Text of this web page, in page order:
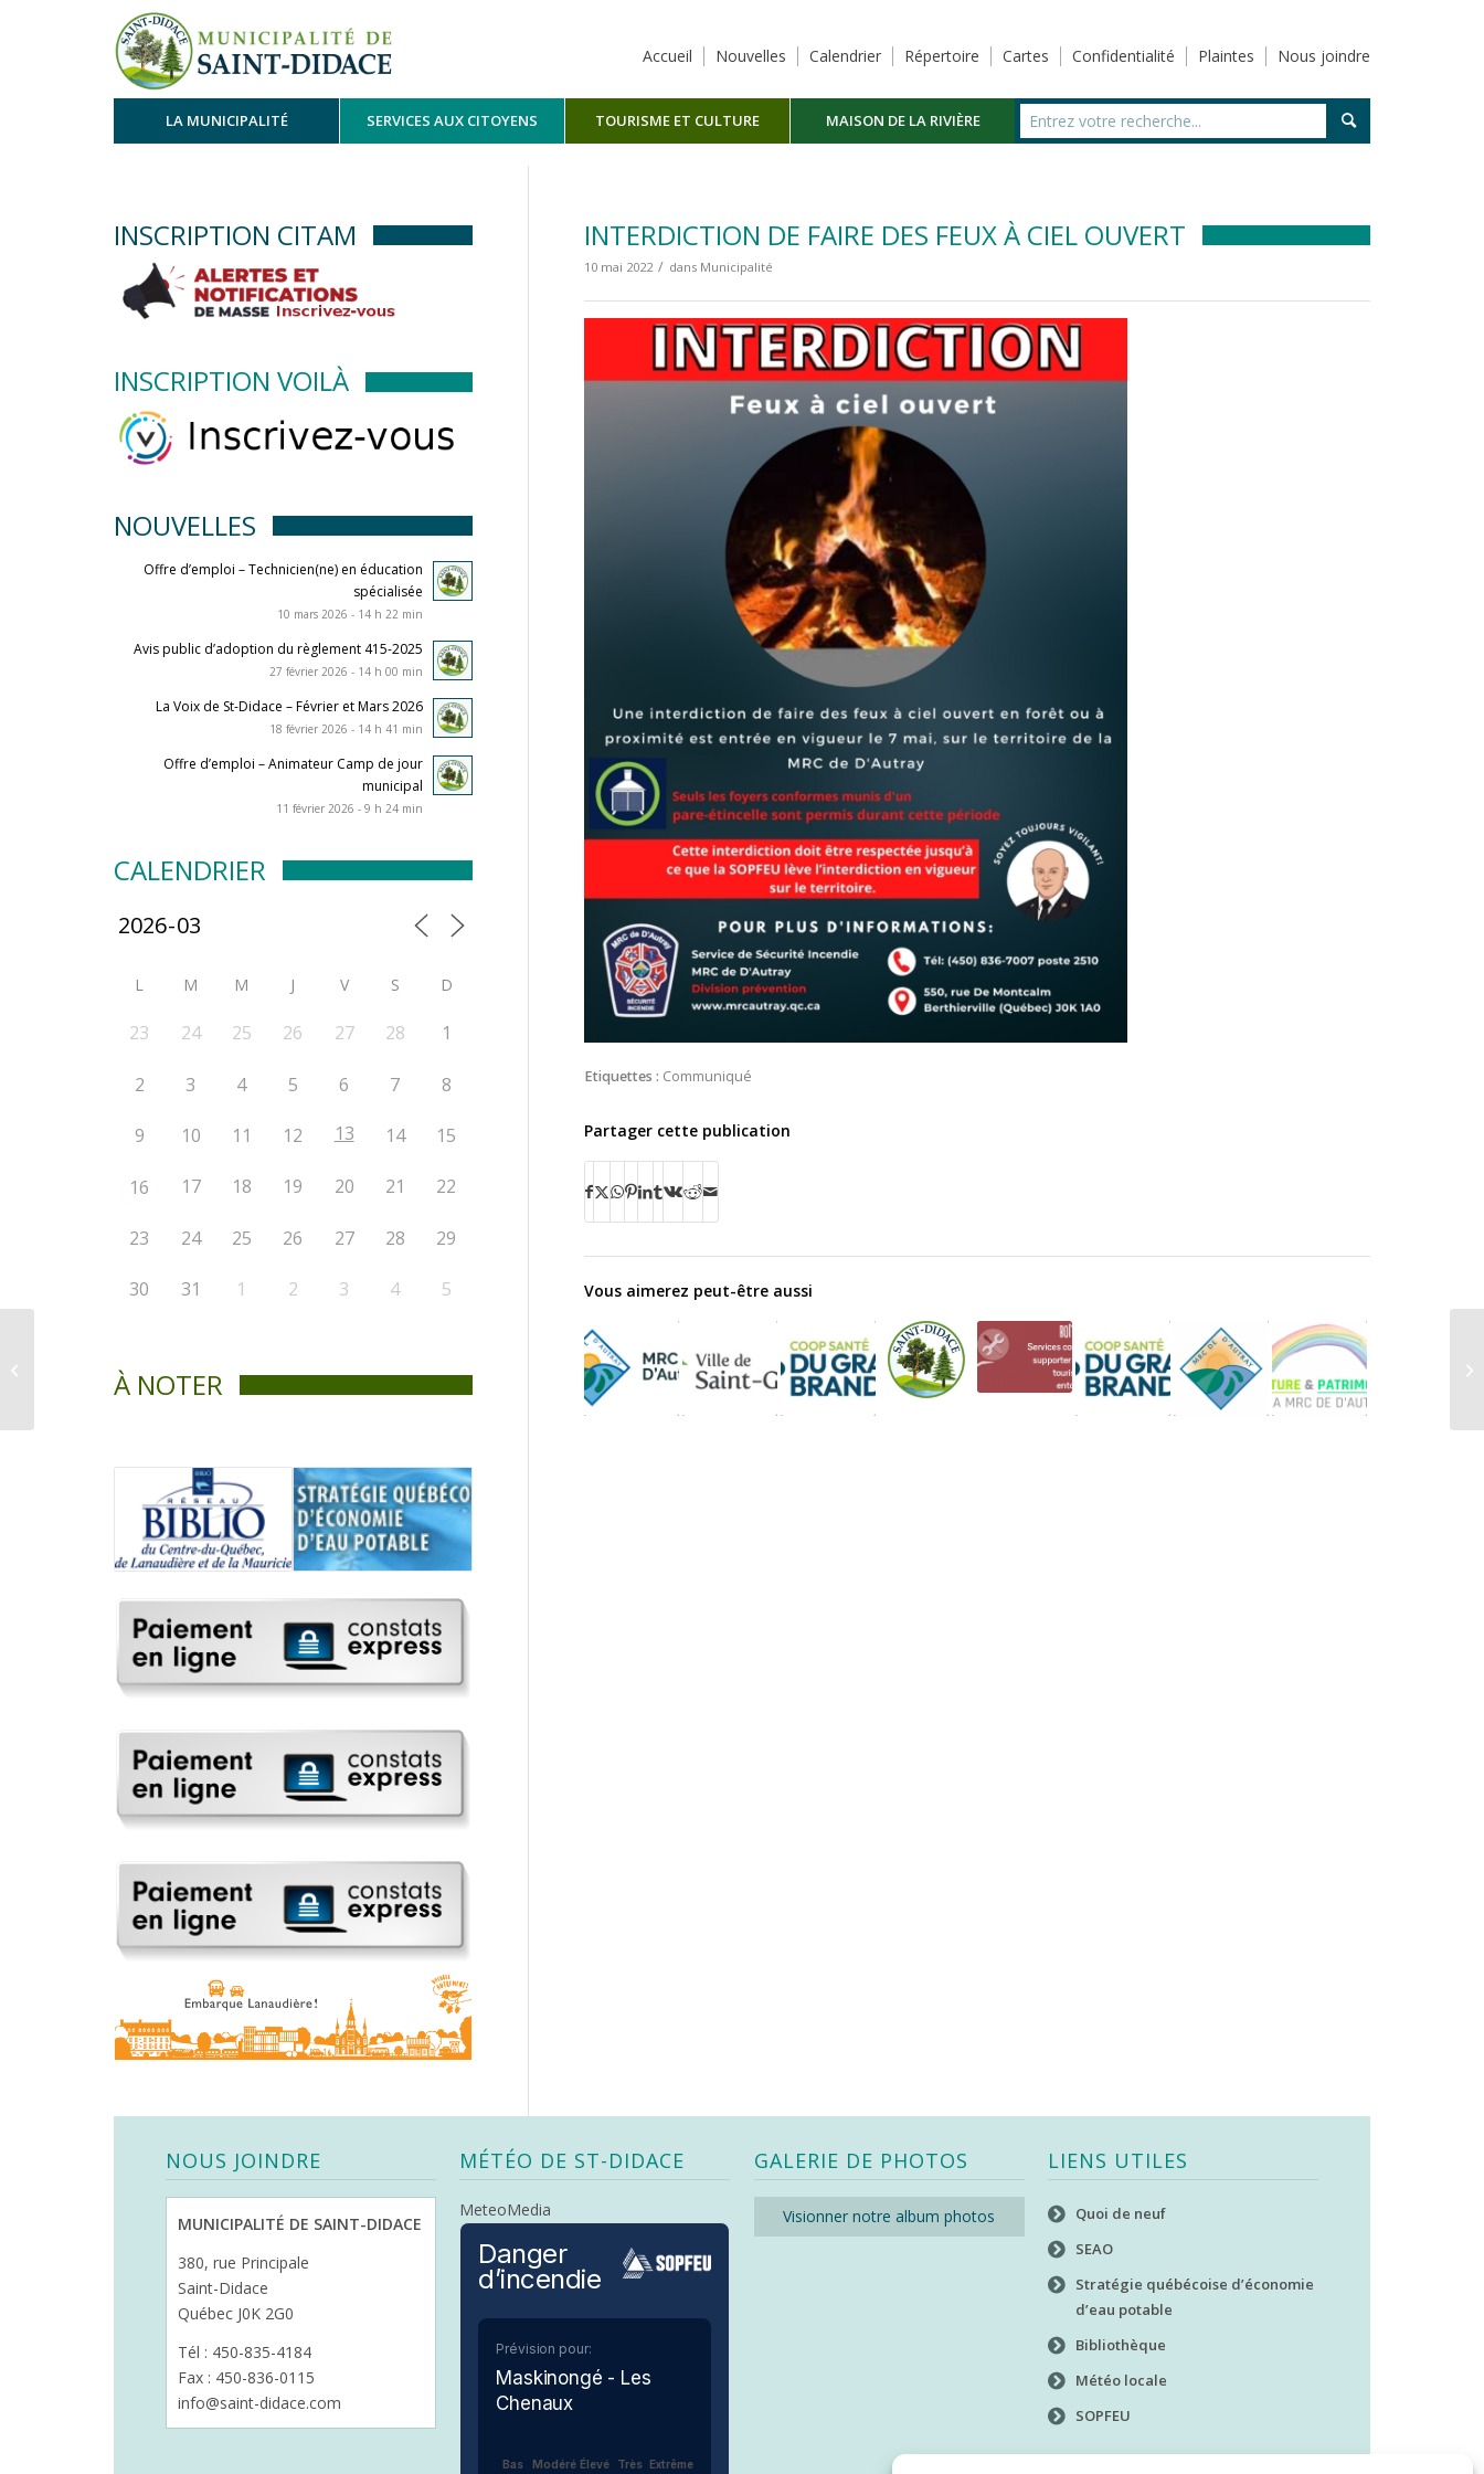
Accueil Nouvelles Calendrier Répertoire Cartes Confidentialité Plaintes Nous joindre
LA MUNICIPALITÉ SERVICES AUX CITOYENS TOURISME ET CULTURE MAISON DE LA RIVIÈRE
INTERDICTION DE FAIRE DES FEUX À CIEL OUVERT
10 mai 2022 / dans Municipalité
Etiquettes : Communiqué
Partager cette publication
Vous aimerez peut-être aussi
INSCRIPTION CITAM
INSCRIPTION VOILÀ
NOUVELLES
Offre d’emploi – Technicien(ne) en éducation
spécialisée
10 mars 2026 - 14 h 22 min
Avis public d’adoption du règlement 415-2025
27 février 2026 - 14 h 00 min
La Voix de St-Didace – Février et Mars 2026
18 février 2026 - 14 h 41 min
Offre d’emploi – Animateur Camp de jour
municipal
11 février 2026 - 9 h 24 min
CALENDRIER
L M M J V S D
23 24 25 26 27 28 1
2 3 4 5 6 7 8
9 10 11 12 13 14 15
16 17 18 19 20 21 22
23 24 25 26 27 28 29
30 31 1 2 3 4 5
À NOTER
NOUS JOINDRE
MUNICIPALITÉ DE SAINT-DIDACE
380, rue Principale
Saint-Didace
Québec J0K 2G0
Tél : 450-835-4184
Fax : 450-836-0115
info@saint-didace.com
MÉTÉO DE ST-DIDACE
MeteoMedia
Danger
d’incendie
Prévision pour:
Maskinongé - Les
Chenaux
Bas Modéré Élevé Très Extrême
GALERIE DE PHOTOS
Visionner notre album photos
LIENS UTILES
Quoi de neuf
SEAO
Stratégie québécoise d’économie
d’eau potable
Bibliothèque
Météo locale
SOPFEU